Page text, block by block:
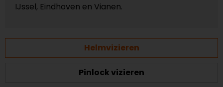
IJssel, Eindhoven en Vianen.
Helmvizieren
Pinlock vizieren